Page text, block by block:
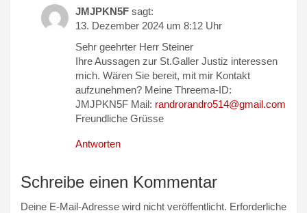
JMJPKN5F sagt:
13. Dezember 2024 um 8:12 Uhr
Sehr geehrter Herr Steiner
Ihre Aussagen zur St.Galler Justiz interessen
mich. Wären Sie bereit, mit mir Kontakt
aufzunehmen? Meine Threema-ID:
JMJPKN5F Mail: randrorandro514@gmail.com
Freundliche Grüsse
Antworten
Schreibe einen Kommentar
Deine E-Mail-Adresse wird nicht veröffentlicht. Erforderliche